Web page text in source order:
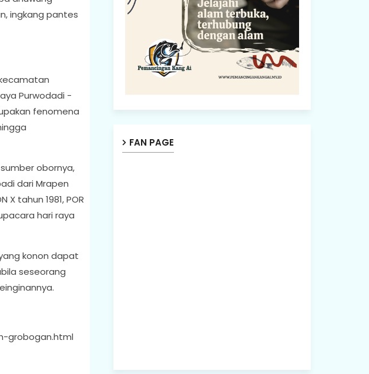
ingkang pantes
Purwodadi -
fenomena
obornya,
dari Mrapen
tahun 1981, POR
hari raya
konon dapat
seseorang
grobogan.html
FAN PAGE